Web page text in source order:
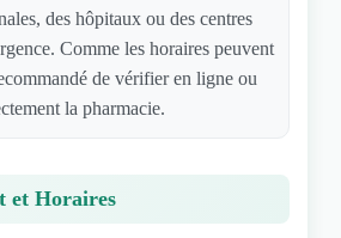
des hôpitaux ou des centres
Comme les horaires peuvent
de vérifier en ligne ou
la pharmacie.
et Horaires